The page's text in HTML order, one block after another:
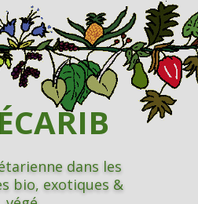
dans les
bio, exotiques &